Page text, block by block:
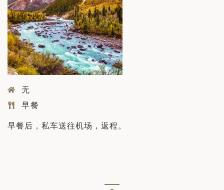
无
早餐
早餐后，私车送往机场，返程。